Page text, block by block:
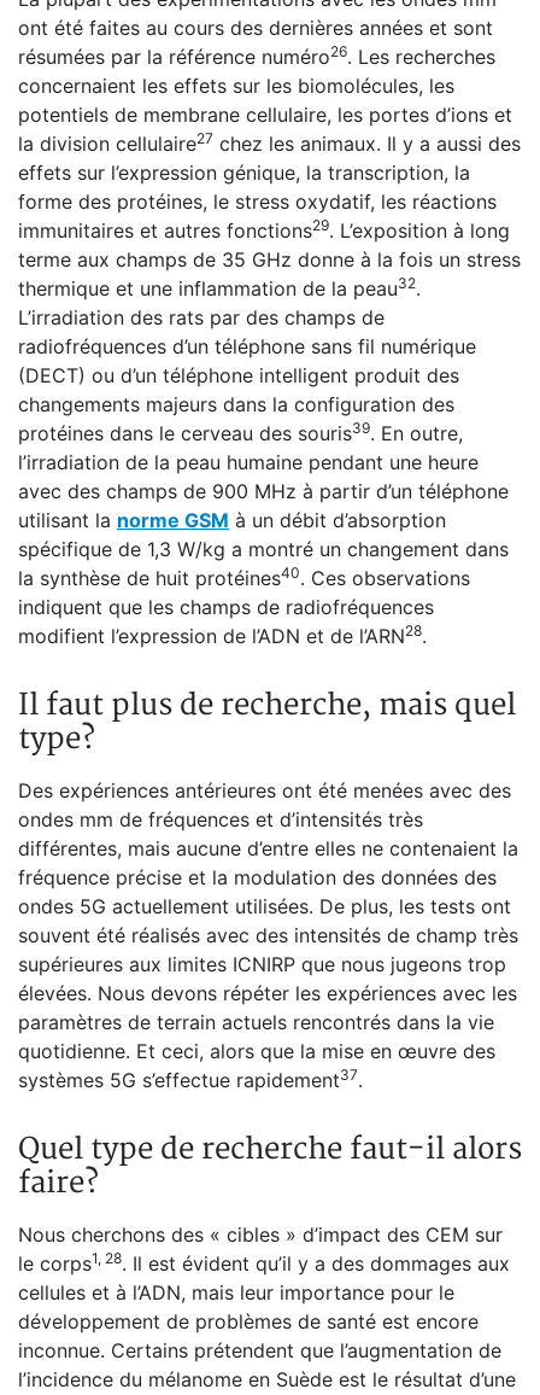
ont été faites au cours des dernières années et sont
résumées par la référence numéro26. Les recherches
concernaient les effets sur les biomolécules, les
potentiels de membrane cellulaire, les portes d’ions et
la division cellulaire27 chez les animaux. Il y a aussi des
effets sur l’expression génique, la transcription, la
forme des protéines, le stress oxydatif, les réactions
immunitaires et autres fonctions29. L’exposition à long
terme aux champs de 35 GHz donne à la fois un stress
thermique et une inflammation de la peau32.
L’irradiation des rats par des champs de
radiofréquences d’un téléphone sans fil numérique
(DECT) ou d’un téléphone intelligent produit des
changements majeurs dans la configuration des
protéines dans le cerveau des souris39. En outre,
l’irradiation de la peau humaine pendant une heure
avec des champs de 900 MHz à partir d’un téléphone
utilisant la norme GSM à un débit d’absorption
spécifique de 1,3 W/kg a montré un changement dans
la synthèse de huit protéines40. Ces observations
indiquent que les champs de radiofréquences
modifient l’expression de l’ADN et de l’ARN28.
Il faut plus de recherche, mais quel
type?
Des expériences antérieures ont été menées avec des
ondes mm de fréquences et d’intensités très
différentes, mais aucune d’entre elles ne contenaient la
fréquence précise et la modulation des données des
ondes 5G actuellement utilisées. De plus, les tests ont
souvent été réalisés avec des intensités de champ très
supérieures aux limites ICNIRP que nous jugeons trop
élevées. Nous devons répéter les expériences avec les
paramètres de terrain actuels rencontrés dans la vie
quotidienne. Et ceci, alors que la mise en œuvre des
systèmes 5G s’effectue rapidement37.
Quel type de recherche faut-il alors
faire?
Nous cherchons des « cibles » d’impact des CEM sur
le corps1, 28. Il est évident qu’il y a des dommages aux
cellules et à l’ADN, mais leur importance pour le
développement de problèmes de santé est encore
inconnue. Certains prétendent que l’augmentation de
l’incidence du mélanome en Suède est le résultat d’une